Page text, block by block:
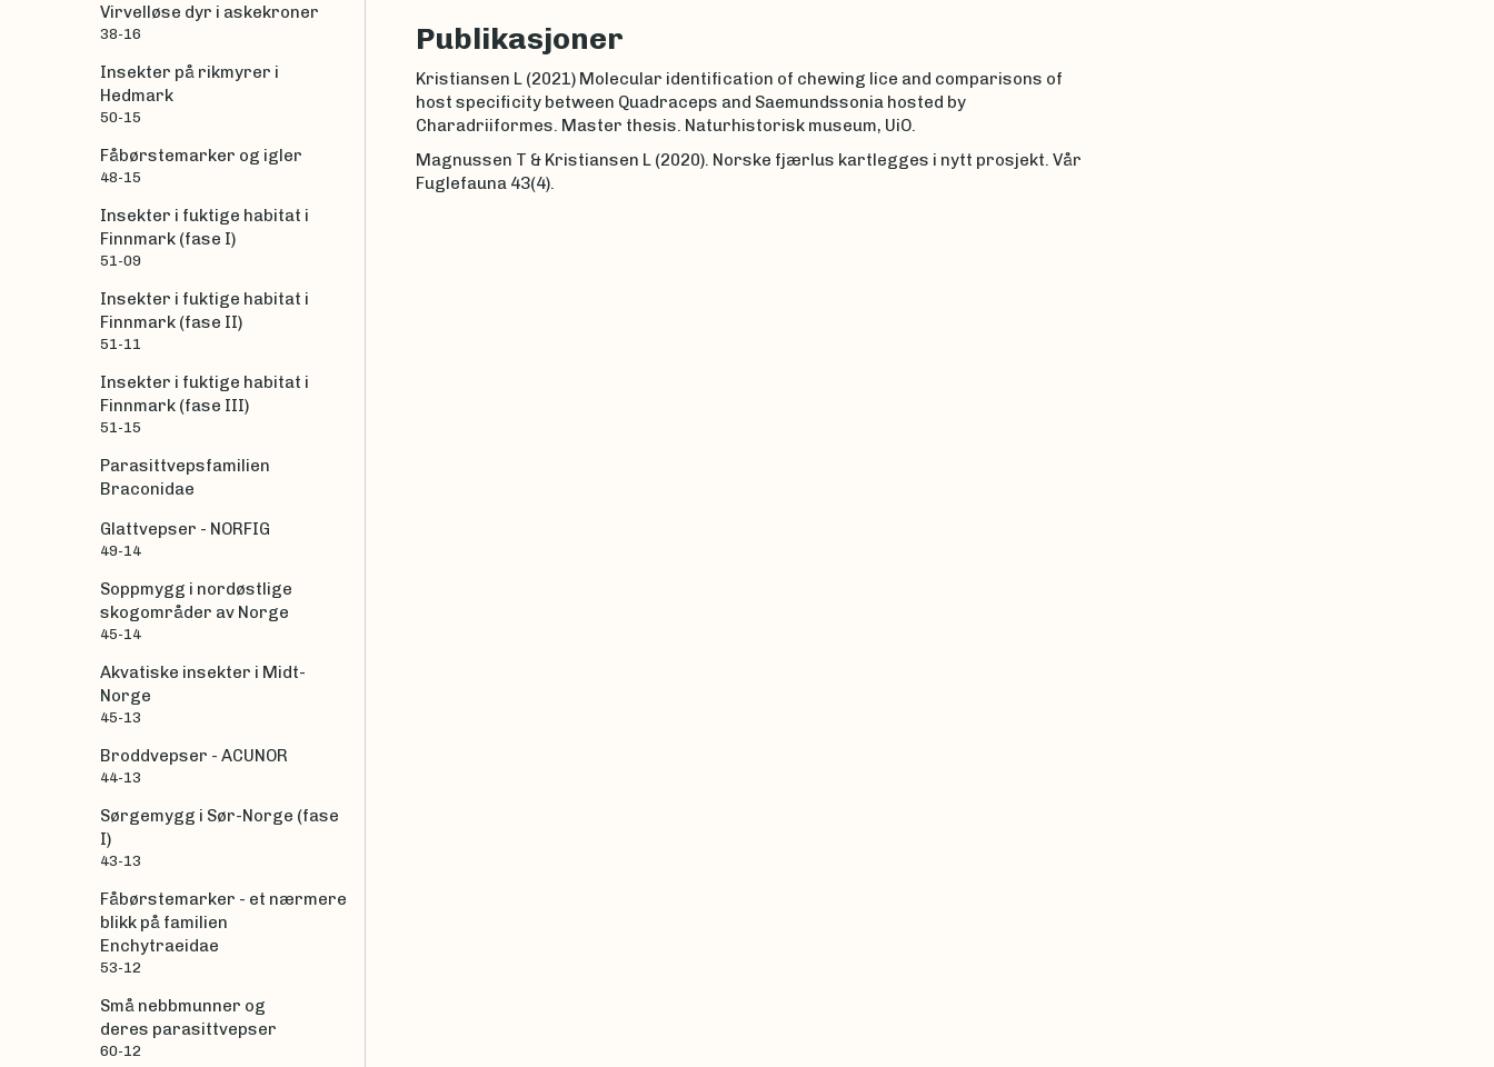
Publikasjoner
Kristiansen L (2021) Molecular identification of chewing lice and comparisons of
host specificity between Quadraceps and Saemundssonia hosted by
Charadriiformes. Master thesis. Naturhistorisk museum, UiO.
Magnussen T & Kristiansen L (2020). Norske fjærlus kartlegges i nytt prosjekt. Vår
Fuglefauna 43(4).
Virvelløse dyr i askekroner
38-16
Insekter på rikmyrer i
Hedmark
50-15
Fåbørstemarker og igler
48-15
Insekter i fuktige habitat i
Finnmark (fase I)
51-09
Insekter i fuktige habitat i
Finnmark (fase II)
51-11
Insekter i fuktige habitat i
Finnmark (fase III)
51-15
Parasittvepsfamilien
Braconidae
Glattvepser - NORFIG
49-14
Soppmygg i nordøstlige
skogområder av Norge
45-14
Akvatiske insekter i Midt-
Norge
45-13
Broddvepser - ACUNOR
44-13
Sørgemygg i Sør-Norge (fase
I)
43-13
Fåbørstemarker - et nærmere
blikk på familien
Enchytraeidae
53-12
Små nebbmunner og
deres parasittvepser
60-12